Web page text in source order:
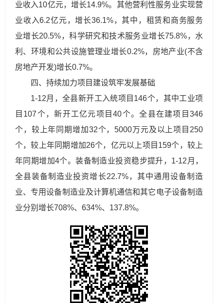
业收入10亿元，增长14.9%。其他营利性服务业实现营
业收入6.2亿元，增长36.1%，其中，租赁和商务服务
业增长20.5%，科学研究和技术服务业增长75.8%，水
利、环境和公共设施管理业增长0.2%，房地产业(不含
房地产开发)增长0.7%。
四、持续加力项目建设筑牢发展基础
1-12月，全县新开工入统项目146个，其中工业项
目107个，新开工亿元项目40个。全县在建项目346
个，较上年同期增加32个，5000万元及以上项目250
个，较上年同期增加26个，亿元以上项目159个，较上
年同期增加4个。装备制造业投资稳步提升，1-12月，
全县装备制造业投资增长22.7%，其中通用设备制造
业、专用设备制造业及计算机通信和其它电子设备制造
业分别增长708%、634%、137.8%。